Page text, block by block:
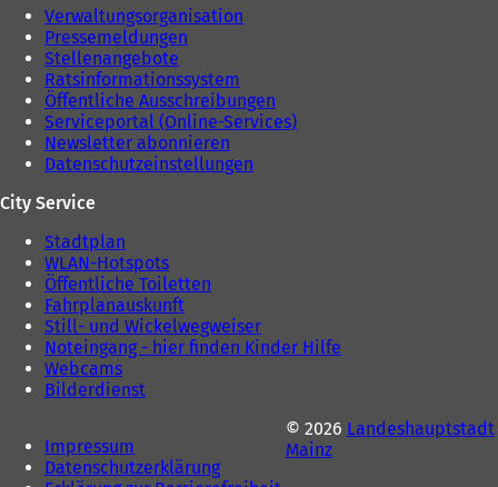
Verwaltungsorganisation
Pressemeldungen
Stellenangebote
Ratsinformationssystem
Öffentliche Ausschreibungen
Serviceportal (Online-Services)
Newsletter abonnieren
Datenschutzeinstellungen
City Service
Stadtplan
WLAN-Hotspots
Öffentliche Toiletten
Fahrplanauskunft
Still- und Wickelwegweiser
Noteingang - hier finden Kinder Hilfe
Webcams
Bilderdienst
Impressum
Datenschutzerklärung
© 2026 Landeshauptstadt
Mainz